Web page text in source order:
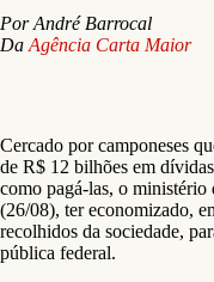
Por André Barrocal
Da Agência Carta Maior
Cercado por camponeses
de R$ 12 bilhões em
como pagá-las, o ministério
(26/08), ter economizado,
recolhidos da sociedade,
pública federal.